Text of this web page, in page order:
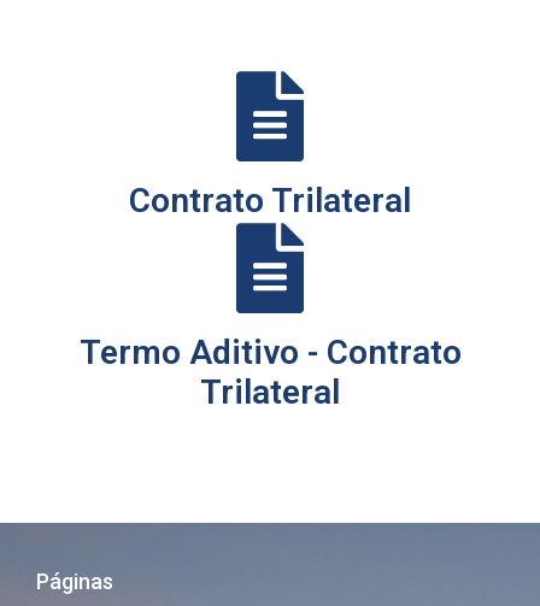
Contrato Trilateral
Termo Aditivo - Contrato
Trilateral
Páginas